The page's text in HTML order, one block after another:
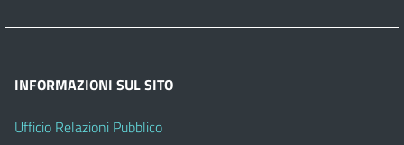
INFORMAZIONI SUL SITO
Ufficio Relazioni Pubblico